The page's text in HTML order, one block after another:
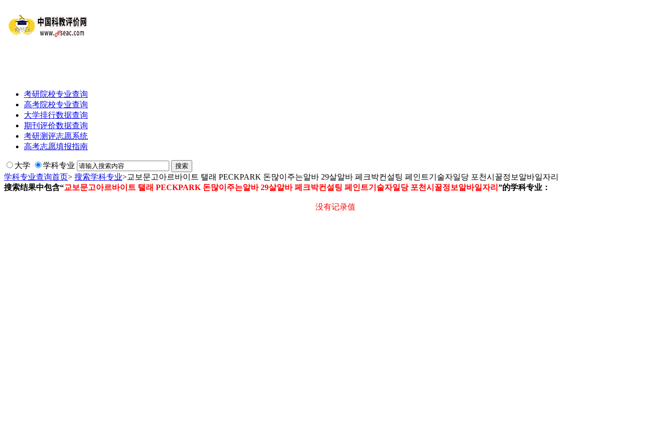
考研院校专业查询
高考院校专业查询
大学排行数据查询
期刊评价数据查询
考研测评志愿系统
高考志愿填报指南
大学
学科专业
学科专业查询首页> 搜索学科专业>교보문고아르바이트 탤래 PECKPARK 돈많이주는알바 29살알바 페크박컨설팅 페인트기술자일당 포천시꿀정보알바일자리
搜索结果中包含“교보문고아르바이트 탤래 PECKPARK 돈많이주는알바 29살알바 페크박컨설팅 페인트기술자일당 포천시꿀정보알바일자리 ”的学科专业：
没有记录值